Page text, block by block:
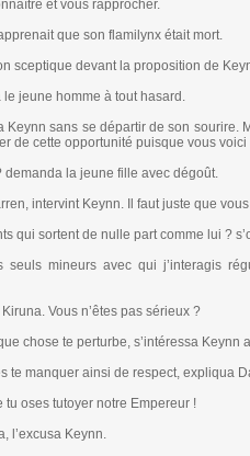
et vous rapprocher.
que son flamilynx était mort.
sceptique devant la proposition de
jeune homme à tout hasard.
sans se départir de son sourire.
de cette opportunité puisque vous
la jeune fille avec dégoût.
intervint Keynn. Il faut juste que
qui sortent de nulle part comme lui ?
mineurs avec qui j’interagis
Vous n’êtes pas sérieux ?
chose te perturbe, s’intéressa
te manquer ainsi de respect, expliqua
oses tutoyer notre Empereur !
l’excusa Keynn.